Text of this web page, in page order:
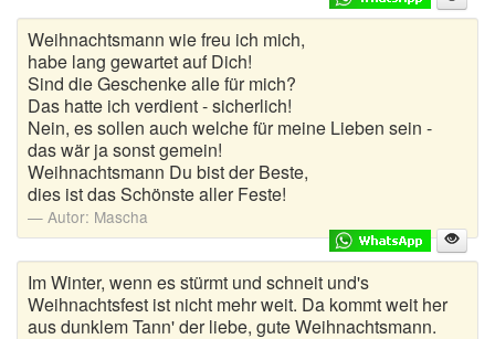
Weihnachtsmann wie freu ich mich,
habe lang gewartet auf Dich!
Sind die Geschenke alle für mich?
Das hatte ich verdient - sicherlich!
Nein, es sollen auch welche für meine Lieben sein -
das wär ja sonst gemein!
Weihnachtsmann Du bist der Beste,
dies ist das Schönste aller Feste!
Autor: Mascha
Im Winter, wenn es stürmt und schneit und's
Weihnachtsfest ist nicht mehr weit. Da kommt weit her
aus dunklem Tann' der liebe, gute Weihnachtsmann.